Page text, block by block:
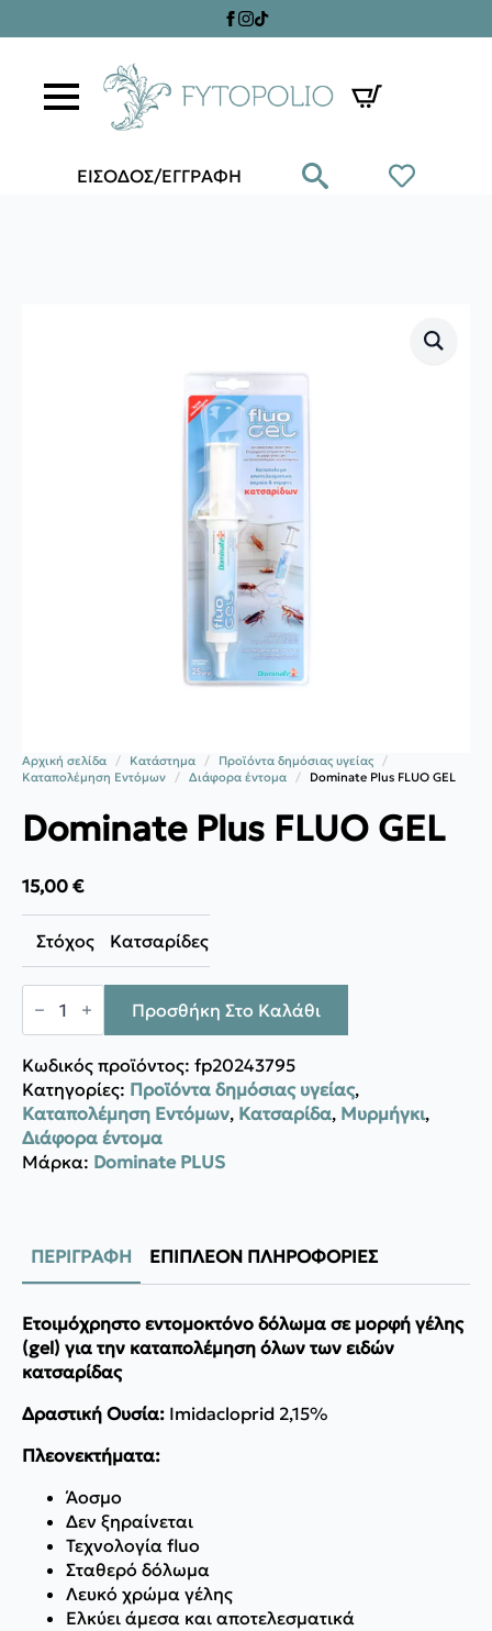
ΕΙΣΟΔΟΣ/ΕΓΓΡΑΦΗ
Αρχική σελίδα Κατάστημα
Προϊόντα δημόσιας υγείας
Καταπολέμηση Εντόμων
Διάφορα έντομα Dominate Plus FLUO GEL
Dominate Plus FLUO GEL
15,00 €
Στόχος Κατσαρίδες
Dominate
Plus
FLUO
ποσότητα
Προσθήκη Στο Καλάθι
Κωδικός προϊόντος: fp20243795
Κατηγορίες: Προϊόντα δημόσιας υγείας,
Καταπολέμηση Εντόμων, Κατσαρίδα, Μυρμήγκι,
Διάφορα έντομα
Μάρκα: Dominate PLUS
ΠΕΡΙΓΡΑΦΉ ΕΠΙΠΛΈΟΝ ΠΛΗΡΟΦΟΡΊΕΣ
Ετοιμόχρηστο εντομοκτόνο δόλωμα σε μορφή γέλης
(gel) για την καταπολέμηση όλων των ειδών
κατσαρίδας
Δραστική Ουσία: Imidacloprid 2,15%
Πλεονεκτήματα:
Άοσμο
Δεν ξηραίνεται
Τεχνολογία fluo
Σταθερό δόλωμα
Λευκό χρώμα γέλης
Ελκύει άμεσα και αποτελεσματικά